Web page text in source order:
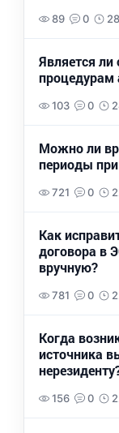
89 0
Является ли
процедурам
103 0
Можно ли
периоды
721 0
Как
договора в
вручную?
781 0
Когда
источника
156 0